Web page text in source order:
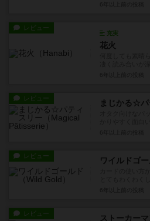
レビュー
充実
花火
レビュー まじかる☆
レビュー ワイルドゴー
レビュー ストーカー